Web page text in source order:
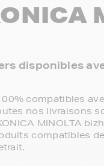
disponibles
compatibles
nos livraisons
MINOLTA
compatibles